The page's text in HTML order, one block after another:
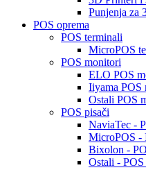
Punjenja za
POS oprema
POS terminali
MicroPOS
POS monitori
ELO POS
Iiyama POS
Ostali POS
POS pisači
NaviaTec -
MicroPOS -
Bixolon -
Ostali - POS